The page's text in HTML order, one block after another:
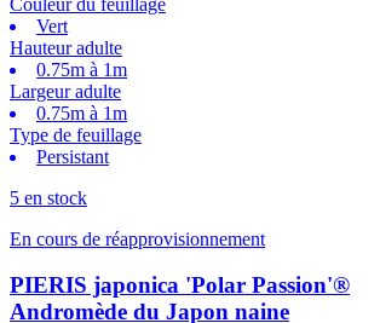
Vert
Hauteur adulte
0.75m à 1m
Largeur adulte
0.75m à 1m
Type de feuillage
Persistant
5 en stock
En cours de réapprovisionnement
PIERIS japonica 'Polar Passion'®
Andromède du Japon naine